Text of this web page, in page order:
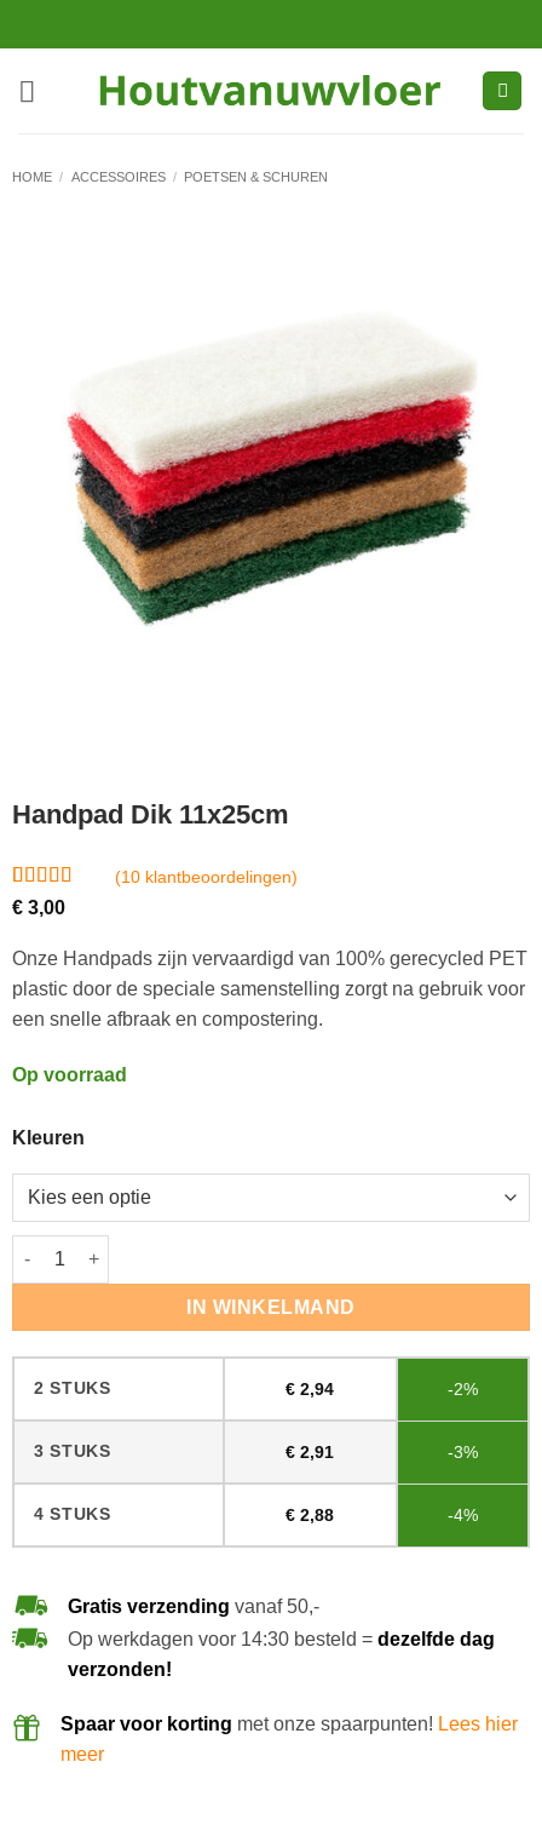
naar
HOME / ACCESSOIRES / POETSEN & SCHUREN
Handpad Dik 11x25cm
Gewaardeerd
op 5
op
10
klantbeoordelingen
(10klantbeoordelingen)
€3,00
Onze Handpads zijn vervaardigd van 100% gerecycled PET
plastic door de speciale samenstelling zorgt na gebruik voor
een snelle afbraak en compostering.
Op voorraad
Kleuren
Handpad Dik 11x25cm aantal
IN WINKELMAND
2 STUKS € 2,94 -2%
3 STUKS € 2,91 -3%
4 STUKS € 2,88 -4%
Gratis verzending vanaf 50,-
Op werkdagen voor 14:30 besteld = dezelfde dag
verzonden!
Spaar voor korting met onze spaarpunten! Lees hier
meer